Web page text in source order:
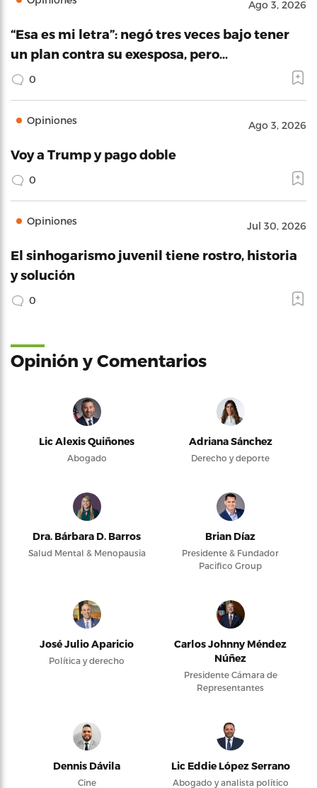
Ago 3, 2026
“Esa es mi letra”: negó tres veces bajo tener
un plan contra su exesposa, pero…
0
Opiniones Ago 3, 2026
Voy a Trump y pago doble
0
Opiniones Jul 30, 2026
El sinhogarismo juvenil tiene rostro, historia
y solución
0
Opinión y Comentarios
Lic Alexis Quiñones
Abogado
Adriana Sánchez
Derecho y deporte
Dra. Bárbara D. Barros
Salud Mental & Menopausia
Brian Díaz
Presidente & Fundador
Pacifico Group
José Julio Aparicio
Política y derecho
Carlos Johnny Méndez
Núñez
Presidente Cámara de
Representantes
Dennis Dávila
Cine
Lic Eddie López Serrano
Abogado y analista político